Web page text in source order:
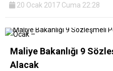
20 Ocak 2017 Cuma 22:28
Maliye Bakanlığı 9
Alacak